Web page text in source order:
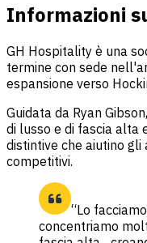
Informazioni
GH Hospitality è una
termine con sede
espansione verso
Guidata da Ryan
di lusso e di fascia alta
distintive che aiutino gli
competitivi.
“Lo
concentriamo